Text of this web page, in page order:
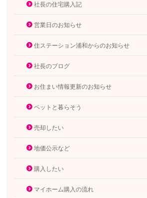
社長の住宅購入記
営業日のお知らせ
住ステーション浦和からのお知らせ
社長のブログ
お住まい情報更新のお知らせ
ペットと暮らそう
売却したい
地価公示など
購入したい
マイホーム購入の流れ